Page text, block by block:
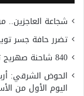
شجاعة
تضرر حافة جسر
840 شاحنة صهريج تصل باماكو ضمن جهود تأمين إمدادات الوقود
الحوض الشرقي:
اليوم الأول من